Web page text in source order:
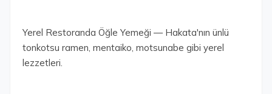
Yerel Restoranda Öğle Yemeği — Hakata'nın ünlü
tonkotsu ramen, mentaiko, motsunabe gibi yerel
lezzetleri.